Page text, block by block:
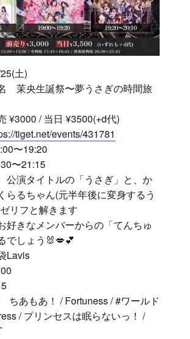
土)
茉央生誕祭〜夢うさぎの時間旅
¥3000 / 当日 ¥3500(+d代)
tiget.net/events/431781
〜19:20
〜21:15
演タイトルの「うさぎ」と、か
らるちゃん(元半年後に変身するう
リフと解きます
好きなメンバーからの「てんちゅ
でしょう🐰💋💕
Lavis
あもあ！ / Fortuness / #ワールド
/ プリンセスは眠らないっ！ /